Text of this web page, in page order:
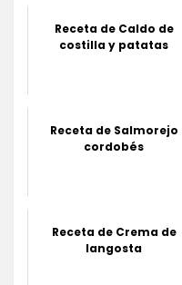
Receta de Caldo de
costilla y patatas
Receta de Salmorejo
cordobés
Receta de Crema de
langosta